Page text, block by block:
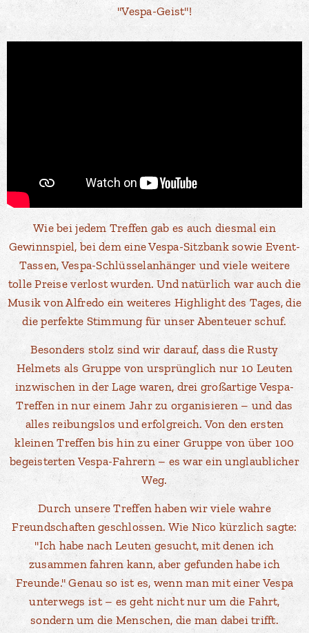
"Vespa-Geist"!
Wie bei jedem Treffen gab es auch diesmal ein
Gewinnspiel, bei dem eine Vespa-Sitzbank sowie Event-
Tassen, Vespa-Schlüsselanhänger und viele weitere
tolle Preise verlost wurden. Und natürlich war auch die
Musik von Alfredo ein weiteres Highlight des Tages, die
die perfekte Stimmung für unser Abenteuer schuf.
Besonders stolz sind wir darauf, dass die Rusty
Helmets als Gruppe von ursprünglich nur 10 Leuten
inzwischen in der Lage waren, drei großartige Vespa-
Treffen in nur einem Jahr zu organisieren – und das
alles reibungslos und erfolgreich. Von den ersten
kleinen Treffen bis hin zu einer Gruppe von über 100
begeisterten Vespa-Fahrern – es war ein unglaublicher
Weg.
Durch unsere Treffen haben wir viele wahre
Freundschaften geschlossen. Wie Nico kürzlich sagte:
"Ich habe nach Leuten gesucht, mit denen ich
zusammen fahren kann, aber gefunden habe ich
Freunde." Genau so ist es, wenn man mit einer Vespa
unterwegs ist – es geht nicht nur um die Fahrt,
sondern um die Menschen, die man dabei trifft.